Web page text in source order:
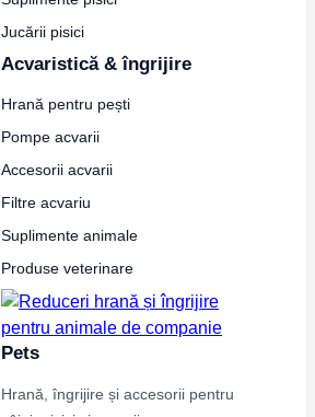
Jucării pisici
Acvaristică & îngrijire
Hrană pentru pești
Pompe acvarii
Accesorii acvarii
Filtre acvariu
Suplimente animale
Produse veterinare
Pets
Hrană, îngrijire și accesorii pentru